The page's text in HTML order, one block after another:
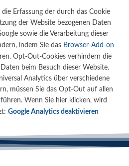
Erfassung der durch das Cookie
der Website bezogenen Daten
sowie die Verarbeitung dieser
indem Sie das Browser-Add-on
Opt-Out-Cookies verhindern die
beim Besuch dieser Website.
Analytics über verschiedene
müssen Sie das Opt-Out auf allen
Wenn Sie hier klicken, wird
Google Analytics deaktivieren